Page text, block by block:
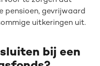
pensioen, gevrijwaard
uitkeringen uit.
bij een